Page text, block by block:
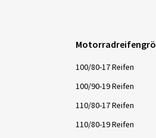
100/80-17 Reifen
100/90-19 Reifen
110/80-17 Reifen
110/80-19 Reifen